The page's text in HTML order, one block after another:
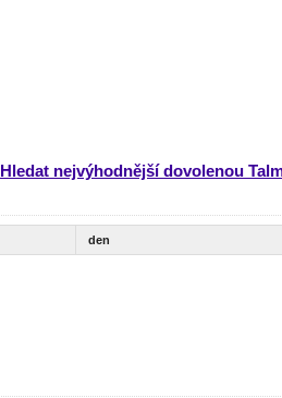
Hledat nejvýhodnější dovolenou
den